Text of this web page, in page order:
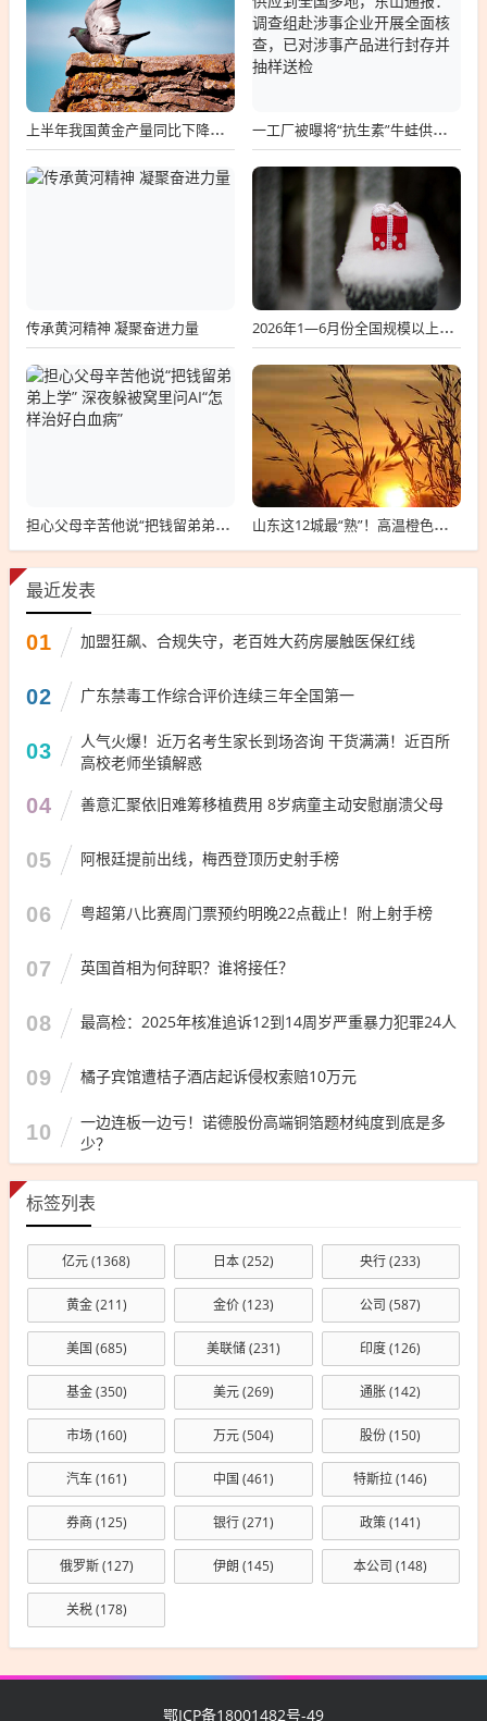
上半年我国黄金产量同比下降，黄金消费量微增，黄金ETF增仓超28吨 一工厂被曝将“抗生素”牛蛙供应到全国多地，东山通报：调查组赴涉事企业开展全面核查，已对涉事产品进行封存并抽样送检
传承黄河精神 凝聚奋进力量 2026年1—6月份全国规模以上工业企业利润增长18.7%
担心父母辛苦他说“把钱留弟弟上学” 深夜躲被窝里问AI“怎样治好白血病” 山东这12城最“熟”！高温橙色预警继续；有个降温好消息和高温回马枪坏消息，你先看哪一个
最近发表
01 加盟狂飙、合规失守，老百姓大药房屡触医保红线
02 广东禁毒工作综合评价连续三年全国第一
03
人气火爆！近万名考生家长到场咨询 干货满满！近百所
高校老师坐镇解惑
04 善意汇聚依旧难筹移植费用 8岁病童主动安慰崩溃父母
05 阿根廷提前出线，梅西登顶历史射手榜
06 粤超第八比赛周门票预约明晚22点截止！附上射手榜
07 英国首相为何辞职？谁将接任？
08 最高检：2025年核准追诉12到14周岁严重暴力犯罪24人
09 橘子宾馆遭桔子酒店起诉侵权索赔10万元
10
一边连板一边亏！诺德股份高端铜箔题材纯度到底是多
少？
标签列表
亿元(1368) 日本(252) 央行(233)
黄金(211) 金价(123) 公司 (587)
美国 (685) 美联储(231) 印度(126)
基金(350) 美元(269) 通胀(142)
市场(160) 万元(504) 股份(150)
汽车(161) 中国 (461) 特斯拉(146)
券商(125) 银行(271) 政策(141)
俄罗斯(127) 伊朗 (145) 本公司 (148)
关税(178)
鄂ICP备18001482号-49